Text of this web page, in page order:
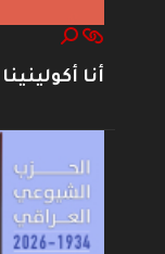
أنا أكولينينا